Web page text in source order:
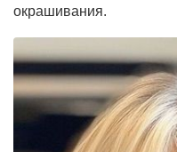
окрашивания.